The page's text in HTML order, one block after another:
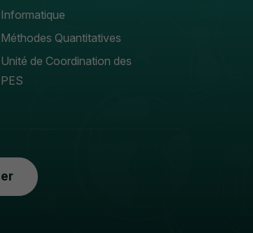
Informatique
Méthodes Quantitatives
Unité de Coordination des
PES